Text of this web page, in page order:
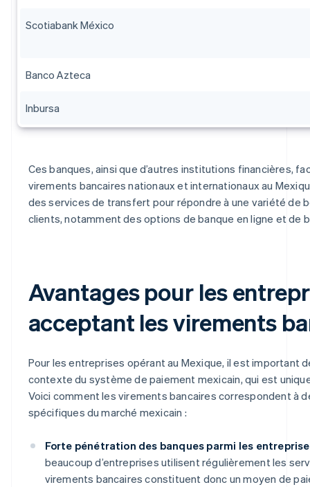
Scotiabank México
Banco Azteca
Inbursa
Ces banques, ainsi que d’autres institutions financières,
virements bancaires nationaux et internationaux au
des services de transfert pour répondre à une variété de
clients, notamment des options de banque en ligne et de
Avantages pour les
acceptant les virements
Pour les entreprises opérant au Mexique, il est important
contexte du système de paiement mexicain, qui est
Voici comment les virements bancaires correspondent à
spécifiques du marché mexicain :
Forte pénétration des banques parmi les
beaucoup d’entreprises utilisent régulièrement les
virements bancaires constituent donc un moyen de